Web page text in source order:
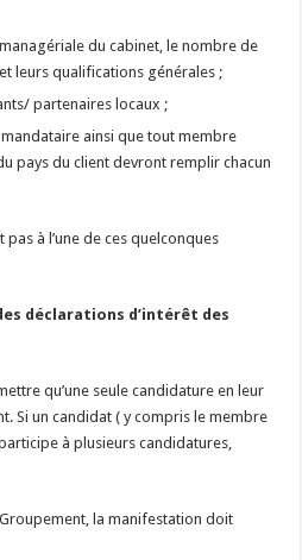
du cabinet, le nombre de
leurs qualifications générales ;
partenaires locaux ;
ainsi que tout membre
pays du client devront remplir chacun
à l’une de ces quelconques
déclarations d’intérêt des
qu’une seule candidature en leur
Si un candidat ( y compris le membre
à plusieurs candidatures,
la manifestation doit